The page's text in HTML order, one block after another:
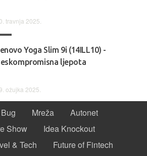
travnja 2025.
Yoga Slim 9i (14ILL10) -
ljepota
ožujka 2025.
Bug Mreža
Autonet
Show
Idea Knockout
& Tech
Future of Fintech